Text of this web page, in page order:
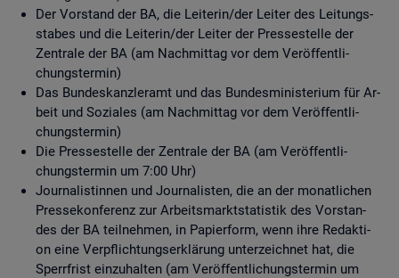
Der Vor­stand der BA, die Lei­te­rin/der Lei­ter des Lei­tungs­
sta­bes und die Lei­te­rin/der Lei­ter der Pres­se­stel­le der
Zen­tra­le der BA (am Nach­mit­tag vor dem Ver­öf­fent­li­
chungs­ter­min)
Das Bun­des­kanz­ler­amt und das Bun­des­mi­nis­te­ri­um für Ar­
beit und So­zia­les (am Nach­mit­tag vor dem Ver­öf­fent­li­
chungs­ter­min)
Die Pres­se­stel­le der Zen­tra­le der BA (am Ver­öf­fent­li­
chungs­ter­min um 7:00 Uhr)
Jour­na­lis­tin­nen und Jour­na­lis­ten, die an der mo­nat­li­chen
Pres­se­kon­fe­renz zur Ar­beits­markt­sta­tis­tik des Vor­stan­
des der BA teil­neh­men, in Pa­pier­form, wenn ihre Re­dak­ti­
on eine Ver­pflich­tungs­er­klä­rung un­ter­zeich­net hat, die
Sperr­frist ein­zu­hal­ten (am Ver­öf­fent­li­chungs­ter­min um